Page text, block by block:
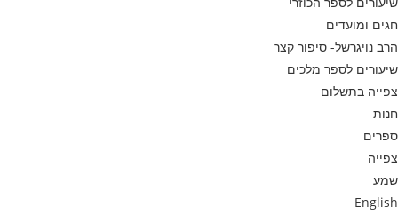
חגים ומועדים
הרב נויגרשל- סיפור קצר
שיעורים לספר מלכים
צפייה בתשלום
חנות
ספרים
צפייה
שמע
English